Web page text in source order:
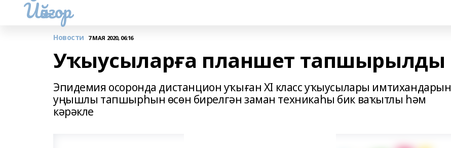
Йәйғор
Новости 7 МАЯ 2020, 06:16
Уҡыусыларға планшет тапшырылды
Эпидемия осоронда дистанцион уҡыған XI класс уҡыусылары имтихандарын
уңышлы тапшырһын өсөн бирелгән заман техникаһы бик ваҡытлы һәм
кәрәкле